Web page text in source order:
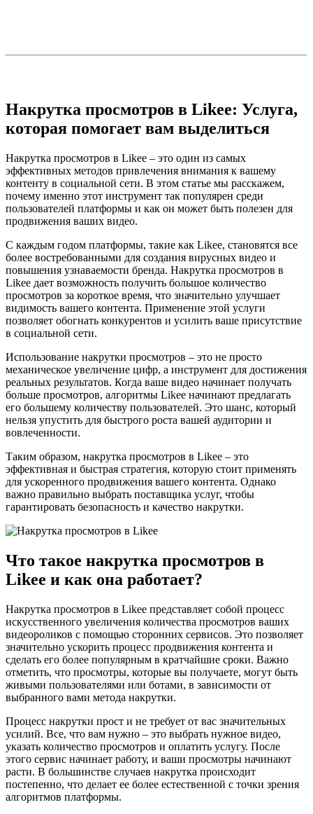
Накрутка просмотров в Likee: Услуга,
которая помогает вам выделиться
Накрутка просмотров в Likee – это один из самых
эффективных методов привлечения внимания к вашему
контенту в социальной сети. В этом статье мы расскажем,
почему именно этот инструмент так популярен среди
пользователей платформы и как он может быть полезен для
продвижения ваших видео.
С каждым годом платформы, такие как Likee, становятся все
более востребованными для создания вирусных видео и
повышения узнаваемости бренда. Накрутка просмотров в
Likee дает возможность получить большое количество
просмотров за короткое время, что значительно улучшает
видимость вашего контента. Применение этой услуги
позволяет обогнать конкурентов и усилить ваше присутствие
в социальной сети.
Использование накрутки просмотров – это не просто
механическое увеличение цифр, а инструмент для достижения
реальных результатов. Когда ваше видео начинает получать
больше просмотров, алгоритмы Likee начинают предлагать
его большему количеству пользователей. Это шанс, который
нельзя упустить для быстрого роста вашей аудитории и
вовлеченности.
Таким образом, накрутка просмотров в Likee – это
эффективная и быстрая стратегия, которую стоит применять
для ускоренного продвижения вашего контента. Однако
важно правильно выбрать поставщика услуг, чтобы
гарантировать безопасность и качество накрутки.
Что такое накрутка просмотров в
Likee и как она работает?
Накрутка просмотров в Likee представляет собой процесс
искусственного увеличения количества просмотров ваших
видеороликов с помощью сторонних сервисов. Это позволяет
значительно ускорить процесс продвижения контента и
сделать его более популярным в кратчайшие сроки. Важно
отметить, что просмотры, которые вы получаете, могут быть
живыми пользователями или ботами, в зависимости от
выбранного вами метода накрутки.
Процесс накрутки прост и не требует от вас значительных
усилий. Все, что вам нужно – это выбрать нужное видео,
указать количество просмотров и оплатить услугу. После
этого сервис начинает работу, и ваши просмотры начинают
расти. В большинстве случаев накрутка происходит
постепенно, что делает ее более естественной с точки зрения
алгоритмов платформы.